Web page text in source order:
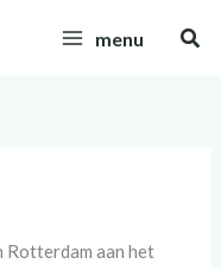
menu
Rotterdam aan het